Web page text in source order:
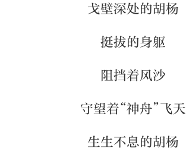
戈壁深处的胡杨
挺拔的身躯
阻挡着风沙
守望着“神舟”飞天
生生不息的胡杨